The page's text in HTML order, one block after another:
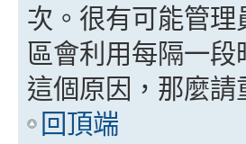
次。很有可能管
區會利用每隔一
這個原因，那麼
回頂端